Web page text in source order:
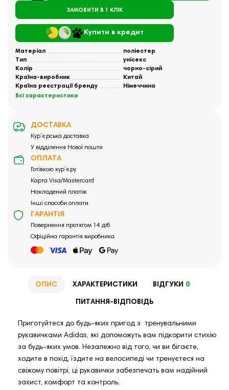
ЗАМОВИТИ В 1 КЛІК
Купити в кредит
Матеріал
поліестер
Тип
унісекс
Колір
чорно-сірий
Країна-виробник
Китай
Країна реєстрації бренду
Німеччина
Всі характеристики
ДОСТАВКА
Кур`єрська доставка
У відділення Нової пошти
ОПЛАТА
Готівкою кур`єру
Карта Visa/Mastercard
Накладений платіж
Інші способи оплати
ГАРАНТІЯ
Повернення протягом 14 діб
Офіційна гарантія виробника
ОПИС ХАРАКТЕРИСТИКИ ВІДГУКИ 0
ПИТАННЯ-ВІДПОВІДЬ
Приготуйтеся до будь-яких пригод з тренувальними
рукавичками Adidas, які допоможуть вам підкорити стихію
за будь-яких умов. Незалежно від того, чи ви бігаєте,
ходите в похід, їздите на велосипеді чи тренуєтеся на
свіжому повітрі, ці рукавички забезпечать вам надійний
захист, комфорт та контроль.